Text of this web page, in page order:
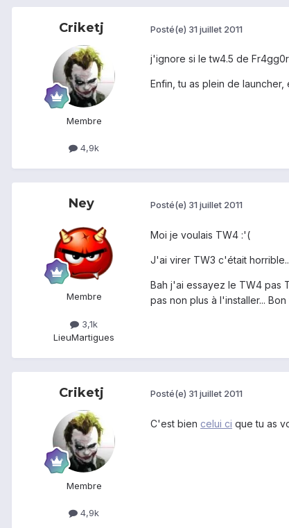
Criketj
Membre
4,9k
Posté(e) 31 juillet 2011
j'ignore si le tw4.5 de
Enfin, tu as plein de
Ney
Membre
3,1k
LieuMartigues
Posté(e) 31 juillet 2011
Moi je voulais TW4 :'(
J'ai virer TW3 c'était
Bah j'ai essayez le TW4 pas
pas non plus à l'installer...
Criketj
Membre
4,9k
Posté(e) 31 juillet 2011
C'est bien celui ci que tu as